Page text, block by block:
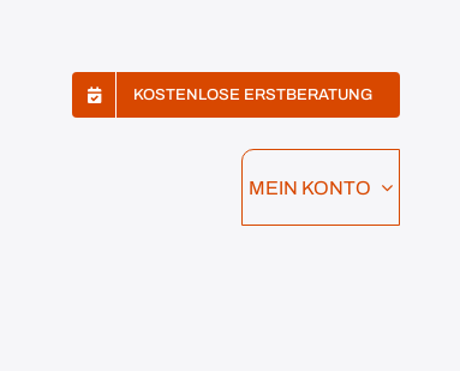
KOSTENLOSE ERSTBERATUNG
MEIN KONTO